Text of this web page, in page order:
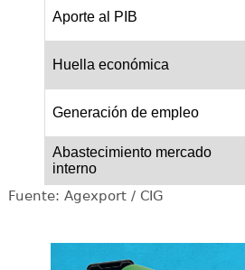
Aporte al PIB
Huella económica
Generación de empleo
Abastecimiento mercado
interno
Fuente: Agexport / CIG